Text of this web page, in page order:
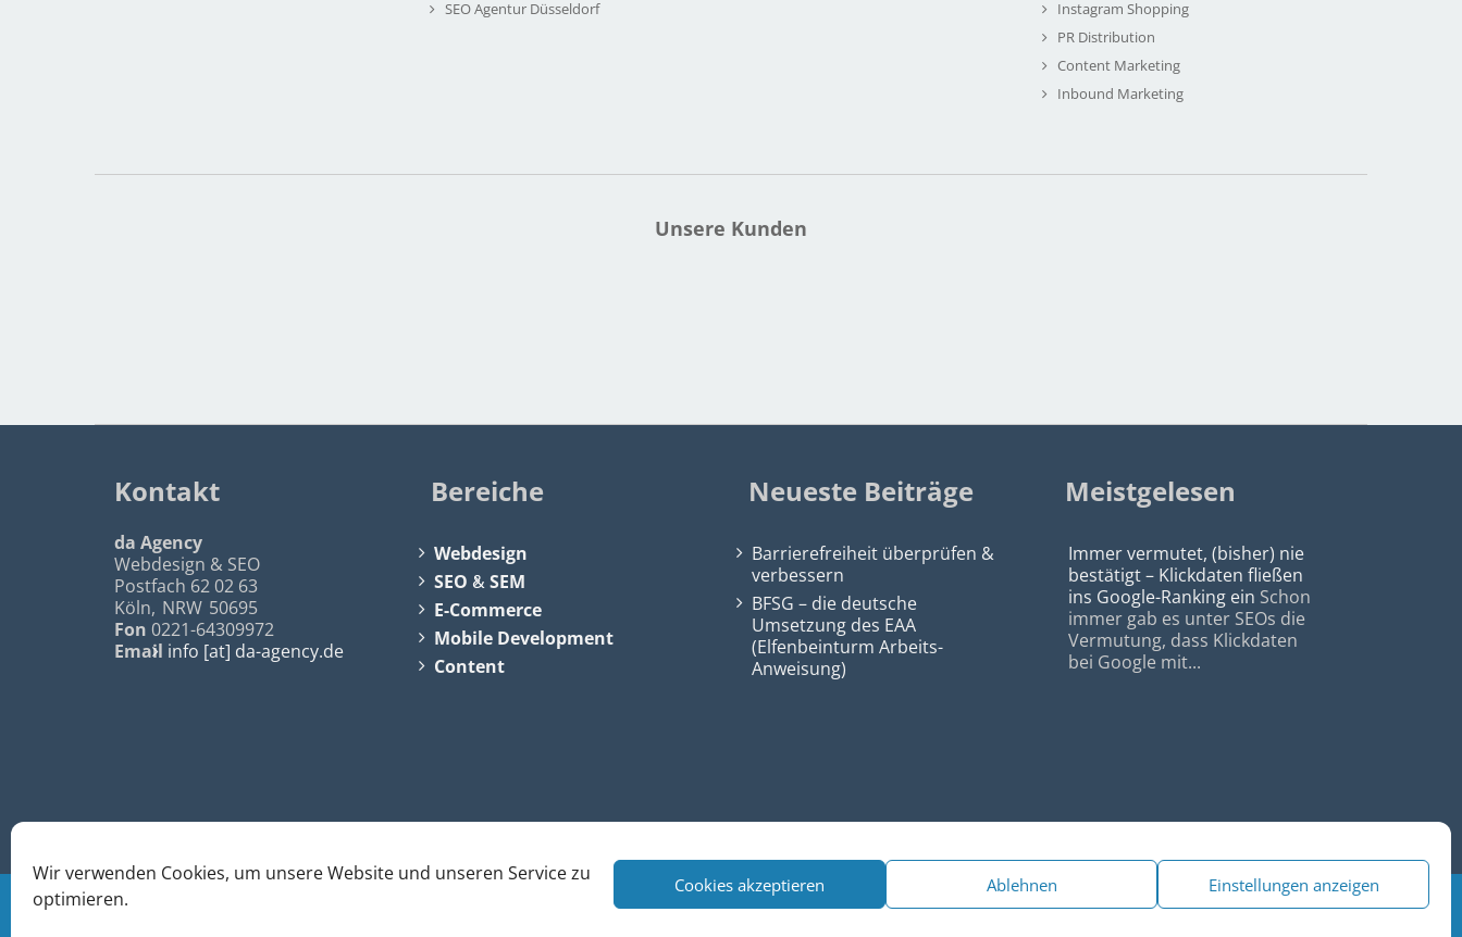
Wir verwenden Cookies, um unsere Website und unseren Service zu
optimieren.
Cookies akzeptieren Ablehnen Einstellungen anzeigen
SEO Agentur Düsseldorf
Instagram Shopping
PR Distribution
Content Marketing
Inbound Marketing
Unsere Kunden
Kontakt
da Agency
Webdesign & SEO
Postfach 62 02 63
Köln, NRW 50695
Fon 0221-64309972
Email info [at] da-agency.de
Bereiche
Webdesign
SEO &SEM
E-Commerce
Mobile Development
Content
Neueste Beiträge
Barrierefreiheit überprüfen &
verbessern
BFSG – die deutsche
Umsetzung des EAA
(Elfenbeinturm Arbeits-
Anweisung)
Meistgelesen
Immer vermutet, (bisher) nie
bestätigt – Klickdaten fließen
ins Google-Ranking ein Schon
immer gab es unter SEOs die
Vermutung, dass Klickdaten
bei Google mit...
© 2026 Webdesign Köln|SEO Köln|Sitemap|Impressum|Datenschutz